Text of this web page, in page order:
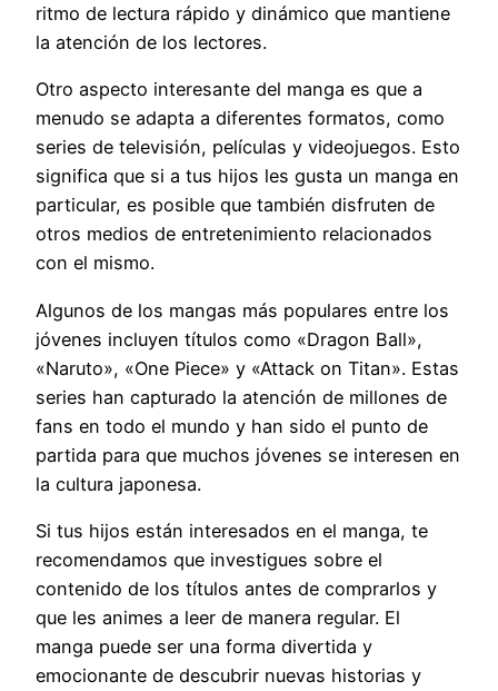
ritmo de lectura rápido y dinámico que mantiene
la atención de los lectores.
Otro aspecto interesante del manga es que a
menudo se adapta a diferentes formatos, como
series de televisión, películas y videojuegos. Esto
significa que si a tus hijos les gusta un manga en
particular, es posible que también disfruten de
otros medios de entretenimiento relacionados
con el mismo.
Algunos de los mangas más populares entre los
jóvenes incluyen títulos como «Dragon Ball»,
«Naruto», «One Piece» y «Attack on Titan». Estas
series han capturado la atención de millones de
fans en todo el mundo y han sido el punto de
partida para que muchos jóvenes se interesen en
la cultura japonesa.
Si tus hijos están interesados en el manga, te
recomendamos que investigues sobre el
contenido de los títulos antes de comprarlos y
que les animes a leer de manera regular. El
manga puede ser una forma divertida y
emocionante de descubrir nuevas historias y